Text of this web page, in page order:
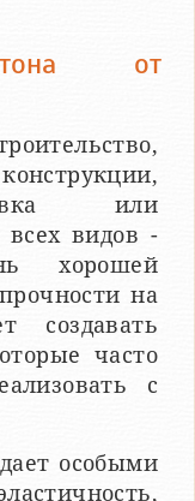
от
или
всех видов -
хорошей
на
создавать
часто
с
особыми